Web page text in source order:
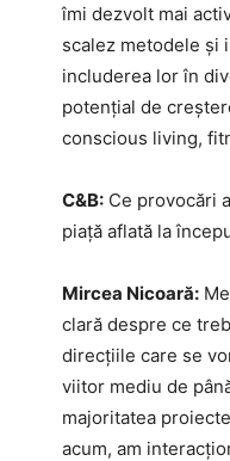
îmi dezvolt mai
scalez metodele și
includerea lor în
potențial de
conscious living,
C&B: Ce provocări
piață aflată la
Mircea Nicoară:
clară despre ce
direcțiile care se
viitor mediu de
majoritatea
acum, am